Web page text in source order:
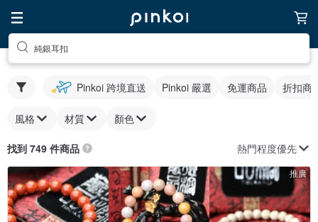
純銀耳扣
Pinkoi 跨境直送 Pinkoi 嚴選 免運商品 折扣商
風格 材質 顏色
找到 749 件商品 熱門程度優先
推廣